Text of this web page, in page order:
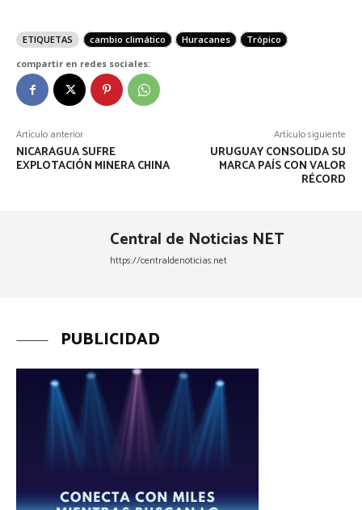
ETIQUETAS cambio climático Huracanes
Trópico
compartir en redes sociales:
Artículo anterior
NICARAGUA SUFRE
EXPLOTACIÓN MINERA CHINA
Artículo siguiente
URUGUAY CONSOLIDA SU
MARCA PAÍS CON VALOR
RÉCORD
Central de Noticias NET
https://centraldenoticias.net
PUBLICIDAD